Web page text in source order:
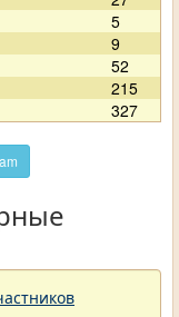
5
9
52
215
327